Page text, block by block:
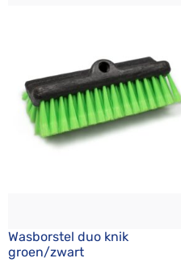
Wasborstel duo knik
groen/zwart